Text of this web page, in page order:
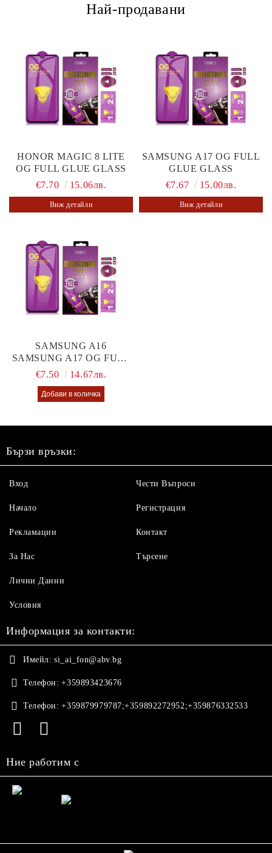
Най-продавани
HONOR MAGIC 8 LITE
OG FULL GLUE GLASS
€7.70
15.06лв.
Виж детайли
SAMSUNG A17 OG FULL
GLUE GLASS
€7.67
15.00лв.
Виж детайли
SAMSUNG A16
SAMSUNG A17 OG FULL
GLUE GLASS
€7.50 14.67лв.
Бързи връзки:
Вход
Начало
Рекламации
За Нас
Чести Въпроси
Регистрация
Контакт
Търсене
Лични Данни
Условия
Информация за контакти:
Имейл: si_ai_fon@abv.bg
Телефон: +359893423676
Телефон: +359879979787;+359892272952;+359876332533
Ние работим с